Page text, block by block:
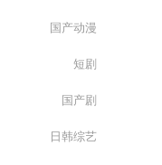
国产动漫
短剧
国产剧
日韩综艺